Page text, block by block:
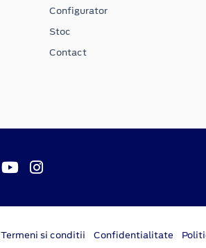
Configurator
Stoc
Contact
Termeni si conditii Confidentialitate